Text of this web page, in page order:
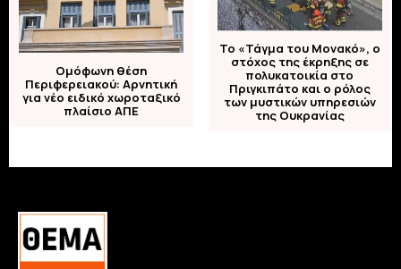
Ομόφωνη θέση
Περιφερειακού: Αρνητική
για νέο ειδικό χωροταξικό
πλαίσιο ΑΠΕ
Το «Τάγμα του Μονακό», ο
στόχος της έκρηξης σε
πολυκατοικία στο
Πριγκιπάτο και ο ρόλος
των μυστικών υπηρεσιών
της Ουκρανίας